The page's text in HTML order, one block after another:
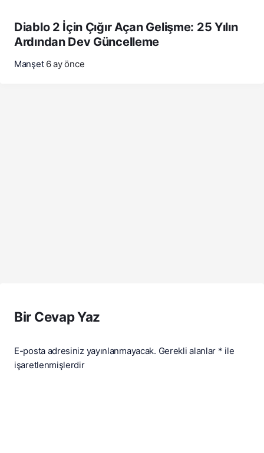
Diablo 2 İçin Çığır Açan Gelişme: 25 Yılın
Ardından Dev Güncelleme
Manşet 6 ay önce
Bir Cevap Yaz
E-posta adresiniz yayınlanmayacak. Gerekli alanlar * ile
işaretlenmişlerdir